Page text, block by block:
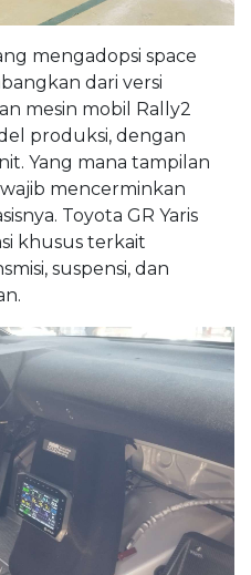
mengadopsi space
dari versi
mesin mobil Rally2
produksi, dengan
Yang mana tampilan
mencerminkan
Toyota GR Yaris
khusus terkait
suspensi, dan